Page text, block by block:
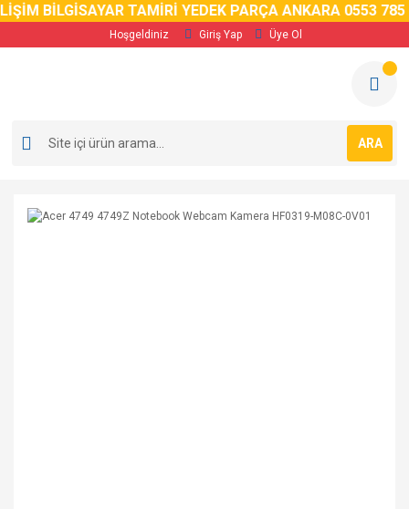
BİLGİSAYAR TAMİRİ YEDEK PARÇA ANKARA 0553 785 02
Hoşgeldiniz Giriş Yap Üye Ol
ARA